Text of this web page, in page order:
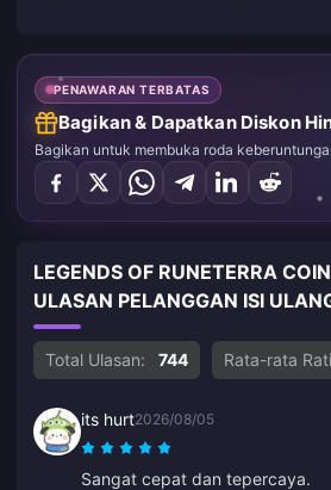
PENAWARAN TERBATAS
Bagikan & Dapatkan Diskon
Bagikan untuk membuka roda
LEGENDS OF RUNETERRA
ULASAN PELANGGAN ISI
Total Ulasan: 744 Rata-rata
its hurt2026/08/05
Sangat cepat dan tepercaya.